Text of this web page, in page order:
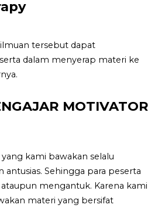
tersebut dapat
dalam menyerap materi ke
MOTIVATOR
kami bawakan selalu
antusias. Sehingga para peserta
mengantuk. Karena kami
materi yang bersifat